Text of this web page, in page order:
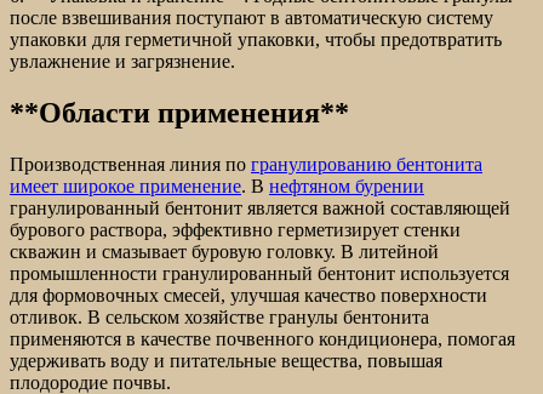
после взвешивания поступают в автоматическую систему
упаковки для герметичной упаковки, чтобы предотвратить
увлажнение и загрязнение.
**Области применения**
Производственная линия по гранулированию бентонита
имеет широкое применение. В нефтяном бурении
гранулированный бентонит является важной составляющей
бурового раствора, эффективно герметизирует стенки
скважин и смазывает буровую головку. В литейной
промышленности гранулированный бентонит используется
для формовочных смесей, улучшая качество поверхности
отливок. В сельском хозяйстве гранулы бентонита
применяются в качестве почвенного кондиционера, помогая
удерживать воду и питательные вещества, повышая
плодородие почвы.